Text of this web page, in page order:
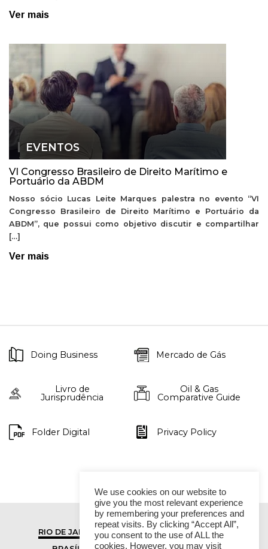
Ver mais
EVENTOS
VI Congresso Brasileiro de Direito Marítimo e
Portuário da ABDM
Nosso sócio Lucas Leite Marques palestra no evento “VI
Congresso Brasileiro de Direito Marítimo e Portuário da
ABDM”, que possui como objetivo discutir e compartilhar
[…]
Ver mais
Doing Business Mercado de Gás
Livro de
Jurisprudência
Oil & Gas
Comparative Guide
Folder Digital Privacy Policy
RIO DE JANEIRO
SÃO PAULO
We use cookies on our website to
give you the most relevant experience
by remembering your preferences and
repeat visits. By clicking “Accept All”,
you consent to the use of ALL the
cookies. However, you may visit